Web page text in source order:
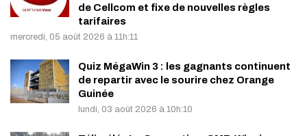
de Cellcom et fixe de nouvelles règles
tarifaires
mercredi, 05 août 2026 à 11h:11
Quiz MégaWin 3 : les gagnants continuent
de repartir avec le sourire chez Orange
Guinée
lundi, 03 août 2026 à 10h:10